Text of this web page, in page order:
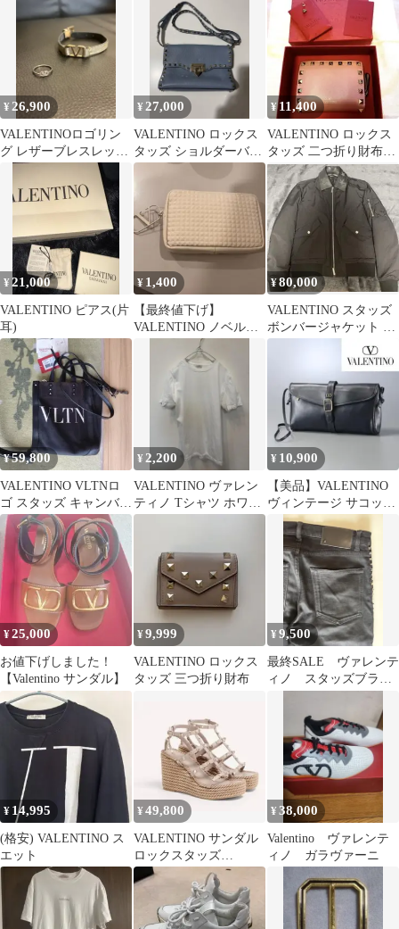
¥ 26,900
VALENTINOロゴリン
グ レザーブレスレット
★期間限定最終お値下
¥ 27,000
VALENTINO ロックス
タッズ ショルダーバッ
グ ライトブルー
¥ 11,400
VALENTINO ロックス
タッズ 二つ折り財布
【美品】
¥ 21,000
VALENTINO ピアス(片
耳)
¥ 1,400
【最終値下げ】
VALENTINO ノベルテ
¥80,000
VALENTINO スタッズ
ボンバージャケット 襟
レザー サイズ48
¥59,800
VALENTINO VLTNロ
ゴ スタッズ キャンバス
2WAY トートバッグ
¥ 2,200
VALENTINO ヴァレン
ティノ Tシャツ ホワイ
ト
¥ 10,900
【美品】VALENTINO
ヴィンテージ サコッシ
ュ ショルダーバッグ 黒
¥25,000
お値下げしました！
【Valentino サンダル】
¥9,999
VALENTINO ロックス
タッズ 三つ折り財布
¥9,500
最終SALE ヴァレンテ
ィノ スタッズブラッ
¥ 14,995
(格安) VALENTINO ス
エット
¥49,800
VALENTINO サンダル
ロックスタッズ
GARAVANI ウェッジソ
ール
¥38,000
Valentino ヴァレンテ
ィノ ガラヴァーニ